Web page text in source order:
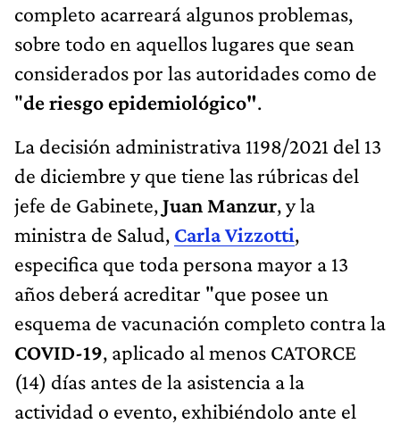
completo acarreará algunos problemas,
sobre todo en aquellos lugares que sean
considerados por las autoridades como de
"de riesgo epidemiológico".
La decisión administrativa 1198/2021 del 13
de diciembre y que tiene las rúbricas del
jefe de Gabinete,Juan Manzur, y la
ministra de Salud, Carla Vizzotti,
especifica que toda persona mayor a 13
años deberá acreditar "que posee un
esquema de vacunación completo contra la
COVID-19, aplicado al menos CATORCE
(14) días antes de la asistencia a la
actividad o evento, exhibiéndolo ante el